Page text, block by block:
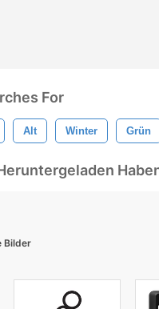
For
Alt Winter Grün
Bilder